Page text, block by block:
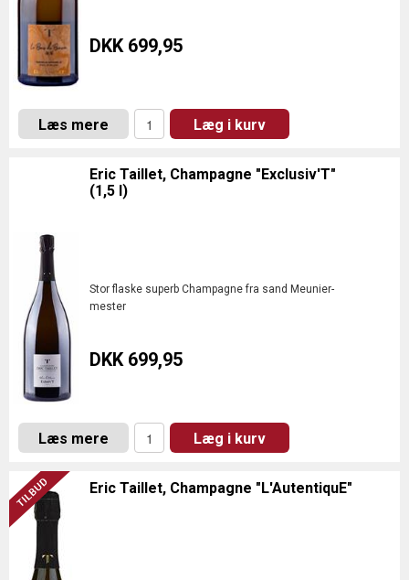
DKK 699,95
Læs mere Læg i kurv
Eric Taillet, Champagne "Exclusiv'T"
(1,5 l)
Stor flaske superb Champagne fra sand Meunier-
mester
DKK 699,95
Læs mere Læg i kurv
Eric Taillet, Champagne "L'AutentiquE"